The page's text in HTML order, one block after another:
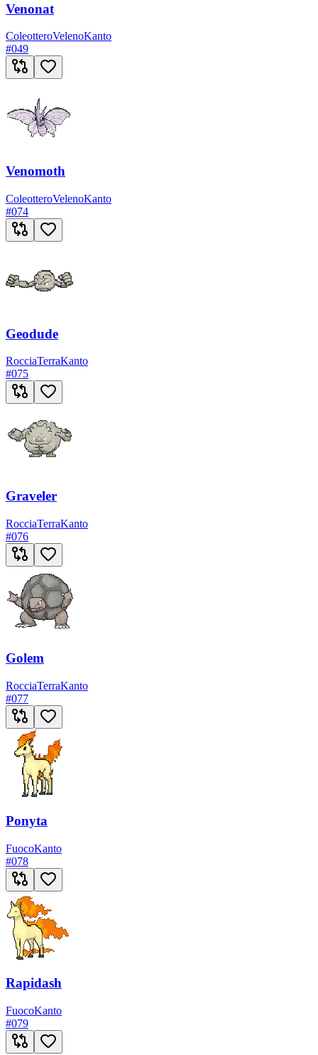
Venonat
ColeotteroVelenoKanto
#049
Venomoth
ColeotteroVelenoKanto
#074
Geodude
RocciaTerraKanto
#075
Graveler
RocciaTerraKanto
#076
Golem
RocciaTerraKanto
#077
Ponyta
FuocoKanto
#078
Rapidash
FuocoKanto
#079